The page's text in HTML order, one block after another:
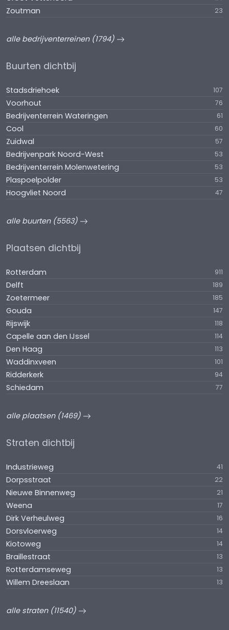
Zoutman 23
alle bedrijventerreinen (1794)
Buurten dichtbij
Stadsdriehoek 107
Voorhout 76
Bedrijventerrein Wateringen 61
Cool 60
Zuidwal 57
Bedrijvenpark Noord-West 53
Bedrijventerrein Molenwetering 53
Plaspoelpolder 53
Hoogvliet Noord 47
alle buurten (5563)
Plaatsen dichtbij
Rotterdam 911
Delft 189
Zoetermeer 185
Gouda 147
Rijswijk 118
Capelle aan den IJssel 114
Den Haag 113
Waddinxveen 101
Ridderkerk 94
Schiedam 77
alle plaatsen (1469)
Straten dichtbij
Industrieweg 41
Dorpsstraat 22
Nieuwe Binnenweg 21
Weena 17
Dirk Verheulweg 16
Dorsvloerweg 14
Kiotoweg 14
Braillestraat 13
Rotterdamseweg 13
Willem Dreeslaan 13
alle straten (11540)